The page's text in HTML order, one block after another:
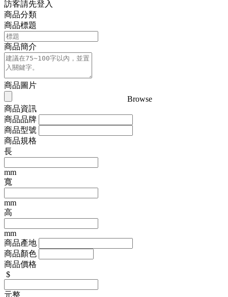
訪客請先登入
商品分類
商品標題
商品簡介
商品圖片
Browse
商品資訊
商品品牌
商品型號
商品規格
長
mm
寬
mm
高
mm
商品產地
商品顏色
商品價格
$
元整